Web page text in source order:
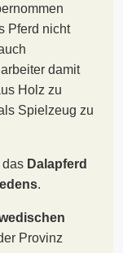
Pferd nicht
damit
Holz zu
Spielzeug zu
das Dalapferd
.
Provinz